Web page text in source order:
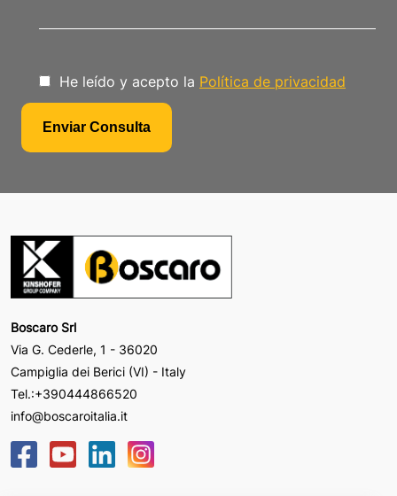
He leído y acepto la Política de privacidad
Boscaro Srl
Via G. Cederle, 1 - 36020
Campiglia dei Berici (VI) - Italy
Tel.:+390444866520
info@boscaroitalia.it